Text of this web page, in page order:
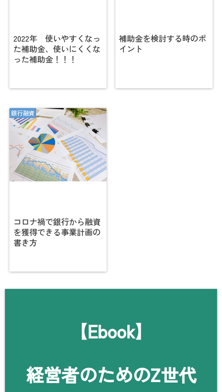
2022年 使いやすくなっ
た補助金、使いにくくな
った補助金！！！
補助金を検討する時のポ
イント
銀行融資
コロナ禍で銀行から融資
を獲得できる事業計画の
書き方
【Ebook】
経営者のためのZ世代